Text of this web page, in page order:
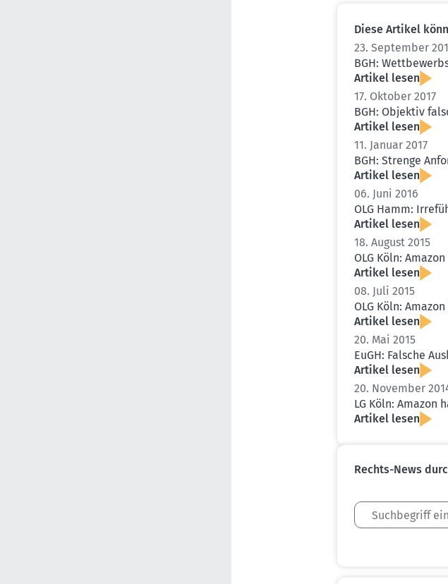
Diese Artikel
23. September
BGH:
Artikel lesen
17. Oktober 2017
BGH: Objektiv
Artikel lesen
11. Januar 2017
BGH: Strenge
Artikel lesen
06. Juni 2016
OLG Hamm:
Artikel lesen
18. August 2015
OLG Köln:
Artikel lesen
08. Juli 2015
OLG Köln:
Artikel lesen
20. Mai 2015
EuGH: Falsche
Artikel lesen
20. November
LG Köln: Amazon
Artikel lesen
Rechts-News